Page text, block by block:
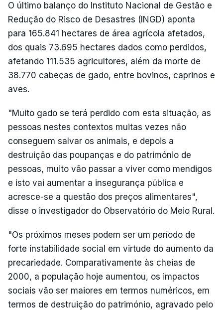
O último balanço do Instituto Nacional de Gestão e
Redução do Risco de Desastres (INGD) aponta
para 165.841 hectares de área agrícola afetados,
dos quais 73.695 hectares dados como perdidos,
afetando 111.535 agricultores, além da morte de
38.770 cabeças de gado, entre bovinos, caprinos e
aves.
"Muito gado se terá perdido com esta situação, as
pessoas nestes contextos muitas vezes não
conseguem salvar os animais, e depois a
destruição das poupanças e do património de
pessoas, muito vão passar a viver como mendigos
e isto vai aumentar a insegurança pública e
acresce-se a questão dos preços alimentares",
disse o investigador do Observatório do Meio Rural.
"Os próximos meses podem ser um período de
forte instabilidade social em virtude do aumento da
precariedade. Comparativamente às cheias de
2000, a população hoje aumentou, os impactos
sociais vão ser maiores em termos numéricos, em
termos de destruição do património, agravado pelo